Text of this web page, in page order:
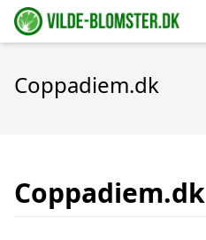
Coppadiem.dk
Coppadiem.dk